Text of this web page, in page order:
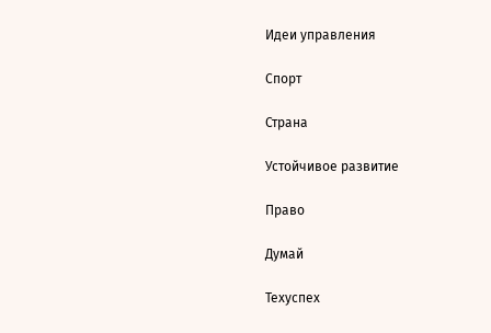
Идеи управления
Спорт
Страна
Устойчивое развитие
Право
Думай
Техуспех